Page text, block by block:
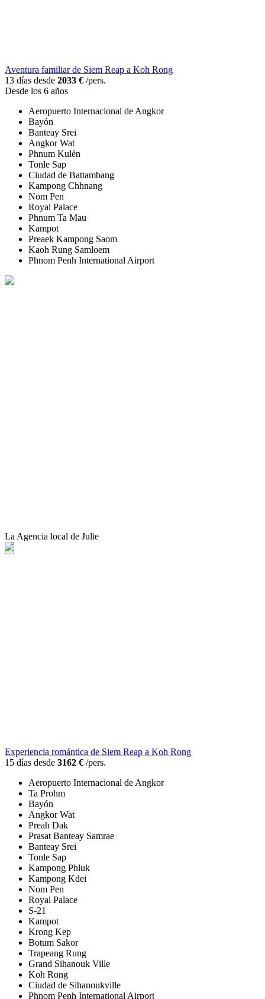
Aventura familiar de Siem Reap a Koh Rong
13 días desde 2033 € /pers.
Desde los 6 años
Aeropuerto Internacional de Angkor
Bayón
Banteay Srei
Angkor Wat
Phnum Kulén
Tonle Sap
Ciudad de Battambang
Kampong Chhnang
Nom Pen
Royal Palace
Phnum Ta Mau
Kampot
Preaek Kampong Saom
Kaoh Rung Samloem
Phnom Penh International Airport
La Agencia local de Julie
Experiencia romántica de Siem Reap a Koh Rong
15 días desde 3162 € /pers.
Aeropuerto Internacional de Angkor
Ta Prohm
Bayón
Angkor Wat
Preah Dak
Prasat Banteay Samrae
Banteay Srei
Tonle Sap
Kampong Phluk
Kampong Kdei
Nom Pen
Royal Palace
S-21
Kampot
Krong Kep
Botum Sakor
Trapeang Rung
Grand Sihanouk Ville
Koh Rong
Ciudad de Sihanoukville
Phnom Penh International Airport